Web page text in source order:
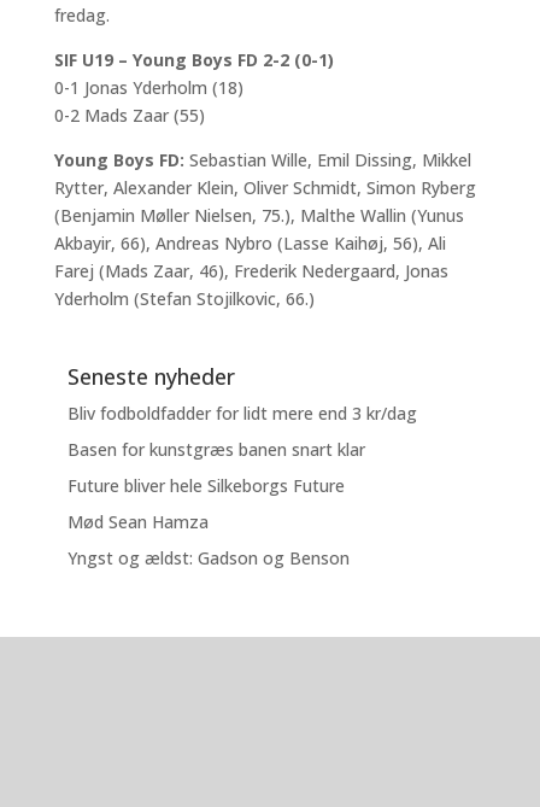
fredag.
SIF U19 – Young Boys FD 2-2 (0-1)
0-1 Jonas Yderholm (18)
0-2 Mads Zaar (55)
Young Boys FD: Sebastian Wille, Emil Dissing, Mikkel
Rytter, Alexander Klein, Oliver Schmidt, Simon Ryberg
(Benjamin Møller Nielsen, 75.), Malthe Wallin (Yunus
Akbayir, 66), Andreas Nybro (Lasse Kaihøj, 56), Ali
Farej (Mads Zaar, 46), Frederik Nedergaard, Jonas
Yderholm (Stefan Stojilkovic, 66.)
Seneste nyheder
Bliv fodboldfadder for lidt mere end 3 kr/dag
Basen for kunstgræs banen snart klar
Future bliver hele Silkeborgs Future
Mød Sean Hamza
Yngst og ældst: Gadson og Benson